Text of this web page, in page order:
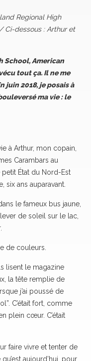
Regional High
Ci-dessous : Arthur et
School, American
tout ça. Il ne me
juin 2018, je posais à
ma vie : le
à Arthur, mon copain,
Carambars au
État du Nord-Est
six ans auparavant.
le fameux bus jaune,
de soleil sur le lac,
de couleurs.
lisent le magazine
la tête remplie de
j’ai poussé de
C’était fort, comme
plein cœur. C’était
faire vivre et tenter de
aujourd’hui, pour